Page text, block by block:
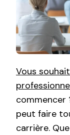
Vous
commencer
peut faire
carrière.